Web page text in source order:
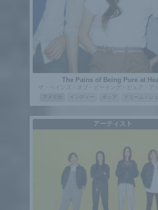
The Pains of Being Pure at
ザ・ペインズ・オブ・ビーイング・ピュア・ア
アメリカ インディー ポップ ドリーム / シ
アーティスト